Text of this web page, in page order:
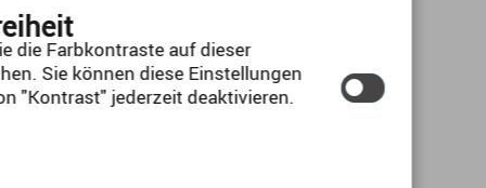
die Farbkontraste auf dieser
Sie können diese Einstellungen
"Kontrast" jederzeit deaktivieren.